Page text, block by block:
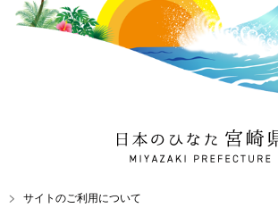
日本のひなた 宮崎県
MIYAZAKI PREFECTURE
サイトのご利用について